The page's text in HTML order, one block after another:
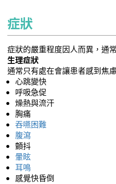
症狀
症狀的嚴重程度因人而異，通
生理症狀
通常只有處在會讓患者感到焦
心跳變快
呼吸急促
燥熱與流汗
胸痛
吞嚥困難
腹瀉
顫抖
暈眩
耳鳴
感覺快昏倒